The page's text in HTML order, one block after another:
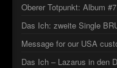
Oberer Totpunkt: Album
Das Ich: zweite Single
Message for our USA
Das Ich – Lazarus in den